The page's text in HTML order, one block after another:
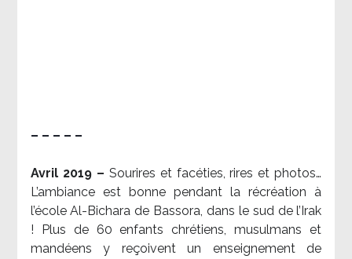
– – – – –
Avril 2019 – Sourires et facéties, rires et photos…
L’ambiance est bonne pendant la récréation à
l’école Al-Bichara de Bassora, dans le sud de l’Irak
! Plus de 60 enfants chrétiens, musulmans et
mandéens y reçoivent un enseignement de